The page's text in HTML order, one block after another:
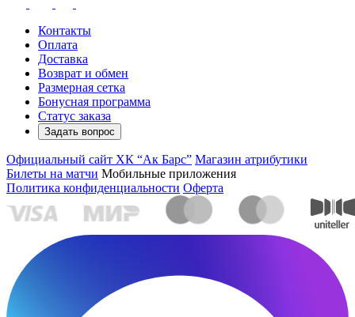
Контакты
Оплата
Доставка
Возврат и обмен
Размерная сетка
Бонусная программа
Статус заказа
Задать вопрос
Официальный сайт ХК “Ак Барс” Магазин атрибутики
Билеты на матчи Мобильные приложения
Политика конфиденциальности Оферта